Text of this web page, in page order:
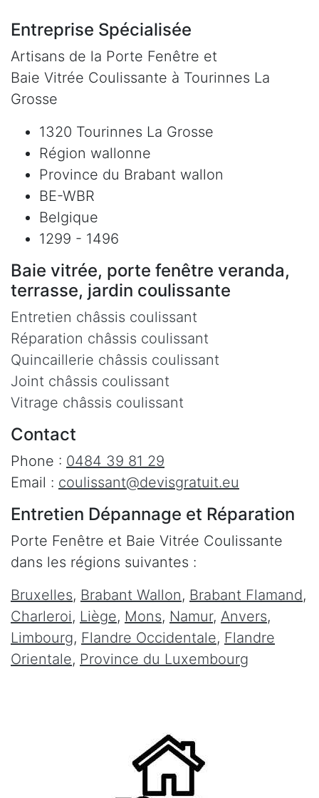
Entreprise Spécialisée
Artisans de la Porte Fenêtre et
Baie Vitrée Coulissante à Tourinnes La
Grosse
1320 Tourinnes La Grosse
Région wallonne
Province du Brabant wallon
BE-WBR
Belgique
1299 - 1496
Baie vitrée, porte fenêtre veranda,
terrasse, jardin coulissante
Entretien châssis coulissant
Réparation châssis coulissant
Quincaillerie châssis coulissant
Joint châssis coulissant
Vitrage châssis coulissant
Contact
Phone : 0484 39 81 29
Email : coulissant@devisgratuit.eu
Entretien Dépannage et Réparation
Porte Fenêtre et Baie Vitrée Coulissante
dans les régions suivantes :
Bruxelles, Brabant Wallon, Brabant Flamand,
Charleroi, Liège, Mons, Namur, Anvers,
Limbourg, Flandre Occidentale, Flandre
Orientale, Province du Luxembourg